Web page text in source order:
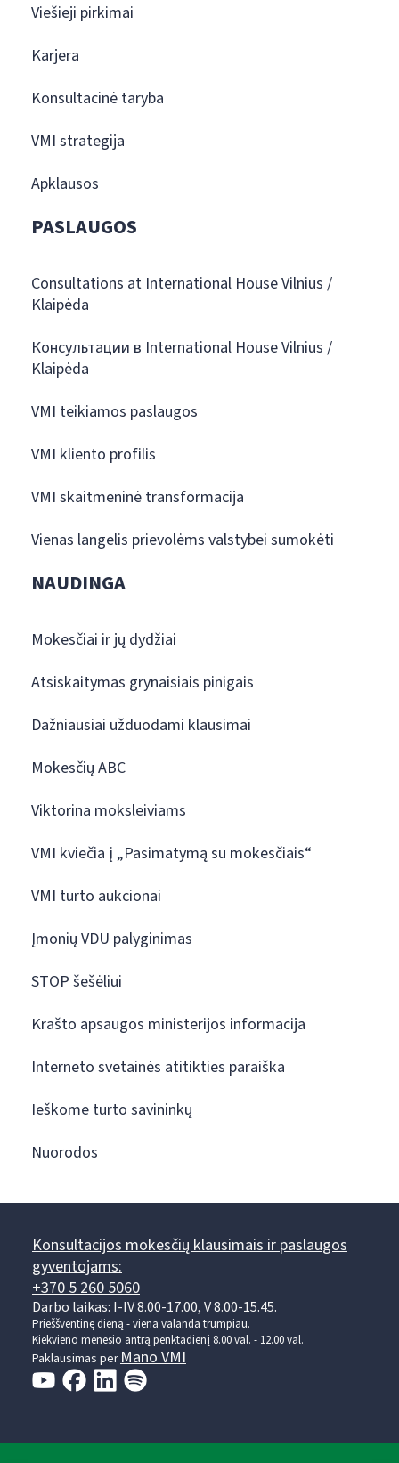
Viešieji pirkimai
Karjera
Konsultacinė taryba
VMI strategija
Apklausos
PASLAUGOS
Consultations at International House Vilnius /
Klaipėda
Консультации в International House Vilnius /
Klaipėda
VMI teikiamos paslaugos
VMI kliento profilis
VMI skaitmeninė transformacija
Vienas langelis prievolėms valstybei sumokėti
NAUDINGA
Mokesčiai ir jų dydžiai
Atsiskaitymas grynaisiais pinigais
Dažniausiai užduodami klausimai
Mokesčių ABC
Viktorina moksleiviams
VMI kviečia į „Pasimatymą su mokesčiais“
VMI turto aukcionai
Įmonių VDU palyginimas
STOP šešėliui
Krašto apsaugos ministerijos informacija
Interneto svetainės atitikties paraiška
Ieškome turto savininkų
Nuorodos
Konsultacijos mokesčių klausimais ir paslaugos
gyventojams:
+370 5 260 5060
Darbo laikas: I-IV 8.00-17.00, V 8.00-15.45.
Prieššventinę dieną - viena valanda trumpiau.
Kiekvieno mėnesio antrą penktadienį 8.00 val. - 12.00 val.
Paklausimas per Mano VMI